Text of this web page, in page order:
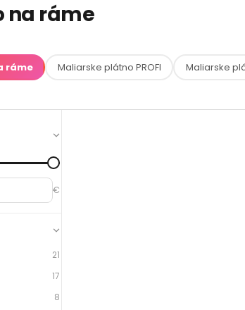
na ráme
ráme Maliarske plátno PROFI Maliarske